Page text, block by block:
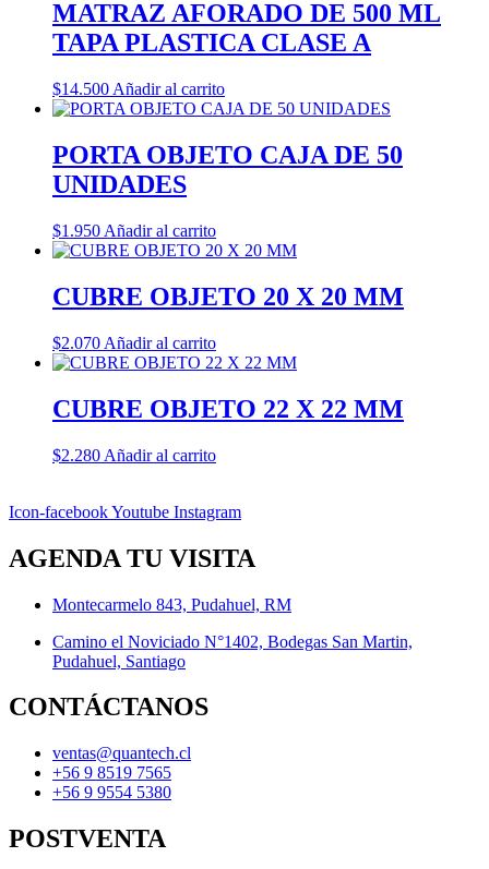
MATRAZ AFORADO DE 500 ML
TAPA PLASTICA CLASE A
$14.500 Añadir al carrito
PORTA OBJETO CAJA DE 50
UNIDADES
$1.950 Añadir al carrito
CUBRE OBJETO 20 X 20 MM
$2.070 Añadir al carrito
CUBRE OBJETO 22 X 22 MM
$2.280 Añadir al carrito
Icon-facebookYoutube Instagram
AGENDA TU VISITA
Montecarmelo 843, Pudahuel, RM
Camino el Noviciado N°1402, Bodegas San Martin,
Pudahuel, Santiago
CONTÁCTANOS
ventas@quantech.cl
+56 9 8519 7565
+56 9 9554 5380
POSTVENTA